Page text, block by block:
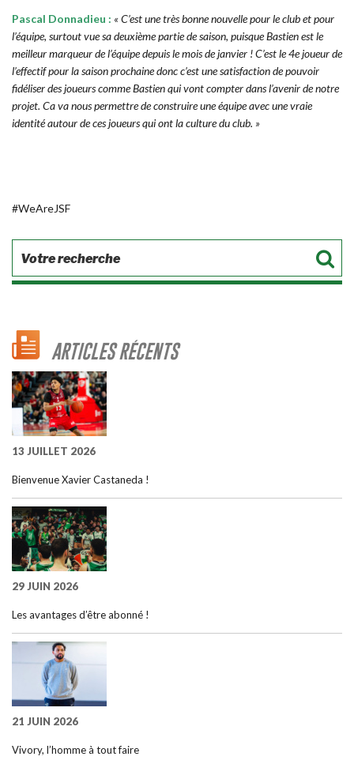
Pascal Donnadieu : « C’est une très bonne nouvelle pour le club et pour
l’équipe, surtout vue sa deuxième partie de saison, puisque Bastien est le
meilleur marqueur de l’équipe depuis le mois de janvier ! C’est le 4e joueur de
l’effectif pour la saison prochaine donc c’est une satisfaction de pouvoir
fidéliser des joueurs comme Bastien qui vont compter dans l’avenir de notre
projet. Ca va nous permettre de construire une équipe avec une vraie
identité autour de ces joueurs qui ont la culture du club. »
#WeAreJSF
ARTICLES RÉCENTS
13 JUILLET 2026
Bienvenue Xavier Castaneda !
29 JUIN 2026
Les avantages d’être abonné !
21 JUIN 2026
Vivory, l’homme à tout faire